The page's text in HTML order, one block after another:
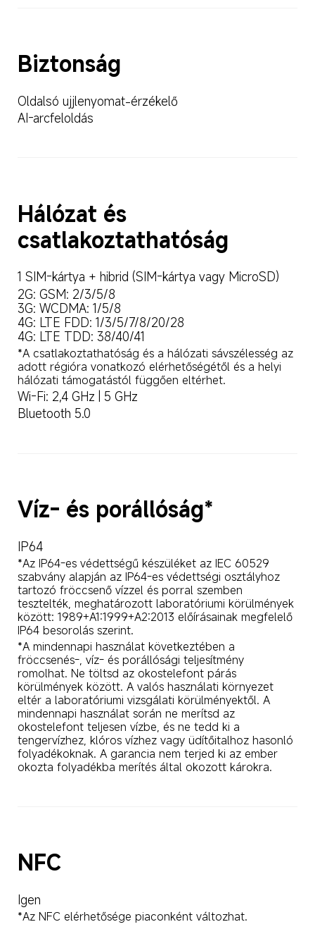
Biztonság
Oldalsó ujjlenyomat-érzékelő
AI-arcfeloldás
Hálózat és
csatlakoztathatóság
1 SIM-kártya + hibrid (SIM-kártya vagy MicroSD)
2G: GSM: 2/3/5/8
3G: WCDMA: 1/5/8
4G: LTE FDD: 1/3/5/7/8/20/28
4G: LTE TDD: 38/40/41
*A csatlakoztathatóság és a hálózati sávszélesség az
adott régióra vonatkozó elérhetőségétől és a helyi
hálózati támogatástól függően eltérhet.
Wi-Fi: 2,4 GHz | 5 GHz
Bluetooth 5.0
Víz- és porállóság*
IP64
*Az IP64-es védettségű készüléket az IEC 60529
szabvány alapján az IP64-es védettségi osztályhoz
tartozó fröccsenő vízzel és porral szemben
tesztelték, meghatározott laboratóriumi körülmények
között: 1989+A1:1999+A2:2013 előírásainak megfelelő
IP64 besorolás szerint.
*A mindennapi használat következtében a
fröccsenés-, víz- és porállósági teljesítmény
romolhat. Ne töltsd az okostelefont párás
körülmények között. A valós használati környezet
eltér a laboratóriumi vizsgálati körülményektől. A
mindennapi használat során ne merítsd az
okostelefont teljesen vízbe, és ne tedd ki a
tengervízhez, klóros vízhez vagy üdítőitalhoz hasonló
folyadékoknak. A garancia nem terjed ki az ember
okozta folyadékba merítés által okozott károkra.
NFC
Igen
*Az NFC elérhetősége piaconként változhat.